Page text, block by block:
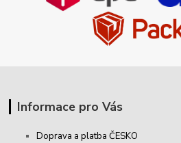
Informace pro Vás
Doprava a platba ČESKO